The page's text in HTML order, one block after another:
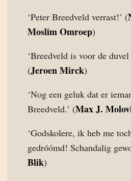
‘Peter Breedveld verrast!’ (
Moslim Omroep)
‘Breedveld is voor de
(Jeroen Mirck)
‘Nog een geluk dat er
Breedveld.’ (Max J.
‘Godskolere, ik heb me
gedróómd! Schandalig
Blik)